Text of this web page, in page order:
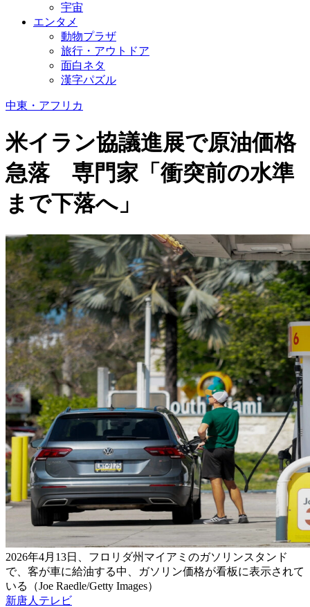
宇宙
エンタメ
動物プラザ
旅行・アウトドア
面白ネタ
漢字パズル
中東・アフリカ
米イラン協議進展で原油価格
急落 専門家「衝突前の水準
まで下落へ」
2026年4月13日、フロリダ州マイアミのガソリンスタンド
で、客が車に給油する中、ガソリン価格が看板に表示されて
いる（Joe Raedle/Getty Images）
新唐人テレビ